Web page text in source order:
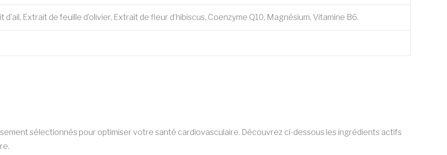
Extrait de feuille d’olivier, Extrait de fleur d’hibiscus, Coenzyme Q10, Magnésium, Vitamine B6.
sélectionnés pour optimiser votre santé cardiovasculaire. Découvrez ci-dessous les ingrédients actifs